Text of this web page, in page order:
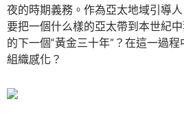
夜的時期義務。作為亞太地域引導
要把一個什么樣的亞太帶到本世紀
的下一個“黃金三十年”？在這一過
組織感化？